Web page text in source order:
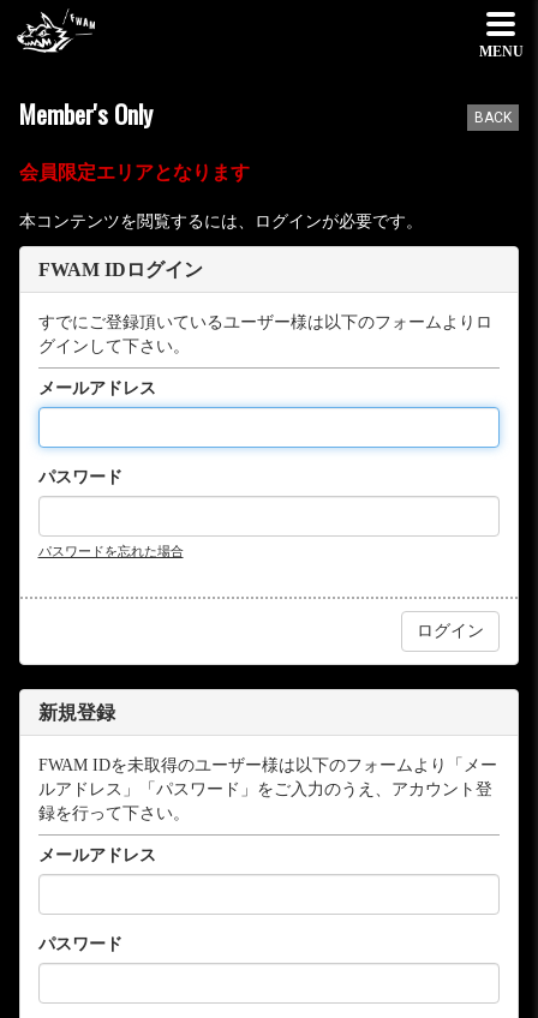
MENU
Member's Only BACK
会員限定エリアとなります
本コンテンツを閲覧するには、ログインが必要です。
FWAM IDログイン
すでにご登録頂いているユーザー様は以下のフォームよりロ
グインして下さい。
メールアドレス
パスワード
パスワードを忘れた場合
新規登録
FWAM IDを未取得のユーザー様は以下のフォームより「メー
ルアドレス」「パスワード」をご入力のうえ、アカウント登
録を行って下さい。
メールアドレス
パスワード